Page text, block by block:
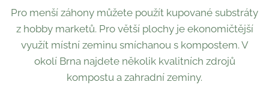
Pro menší záhony můžete použít kupované substráty
z hobby marketů. Pro větší plochy je ekonomičtější
využít místní zeminu smíchanou s kompostem. V
okolí Brna najdete několik kvalitních zdrojů
kompostu a zahradní zeminy.